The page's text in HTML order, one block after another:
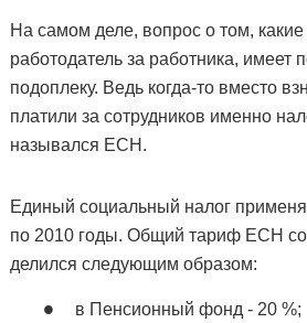
На самом деле, вопрос о том, какие
работодатель за работника, имеет
подоплеку. Ведь когда-то вместо
платили за сотрудников именно
назывался ЕСН.
Единый социальный налог
по 2010 годы. Общий тариф ЕСН
делился следующим образом:
в Пенсионный фонд - 20 %;